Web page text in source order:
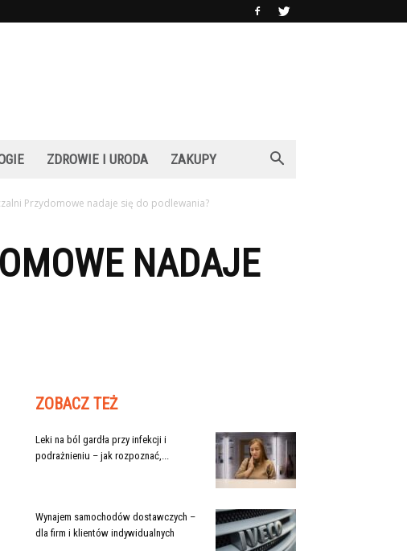
ZDROWIE I URODA ZAKUPY
Przydomowe nadaje się do podlewania?
NADAJE
ZOBACZ TEŻ
Leki na ból gardła przy infekcji i
podrażnieniu – jak rozpoznać,...
Wynajem samochodów dostawczych –
dla firm i klientów indywidualnych